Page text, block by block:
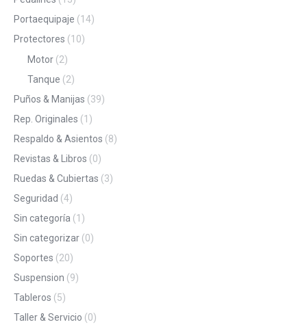
Portaequipaje (14)
Protectores (10)
Motor (2)
Tanque (2)
Puños & Manijas (39)
Rep. Originales (1)
Respaldo & Asientos (8)
Revistas & Libros (0)
Ruedas & Cubiertas (3)
Seguridad (4)
Sin categoría (1)
Sin categorizar (0)
Soportes (20)
Suspension (9)
Tableros (5)
Taller & Servicio (0)